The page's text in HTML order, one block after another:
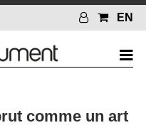
EN
comme un art